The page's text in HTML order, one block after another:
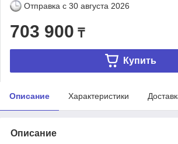
Отправка с 30 августа 2026
703 900 ₸
Купить
Описание Характеристики
Описание